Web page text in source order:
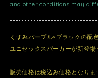
and other conditions may
くすみパープル×ブラックの配
ユニセックスパーカーが新登
販売価格は税込み価格となりま